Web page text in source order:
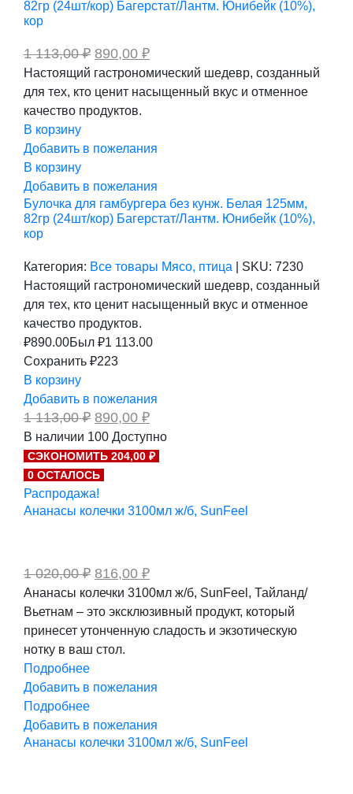
82гр (24шт/кор) Багерстат/Лантм. Юнибейк (10%),
кор
1 113,00₽ Первоначальная
цена
составляла
1
113,00 ₽.
890,00 ₽Текущая
цена:
890,00 ₽.
Настоящий гастрономический шедевр, созданный
для тех, кто ценит насыщенный вкус и отменное
качество продуктов.
В корзину
Добавить в пожелания
В корзину
Добавить в пожелания
Булочка для гамбургера без кунж. Белая 125мм,
82гр (24шт/кор) Багерстат/Лантм. Юнибейк (10%),
кор
Категория: Все товары Мясо, птица SKU: 7230
Настоящий гастрономический шедевр, созданный
для тех, кто ценит насыщенный вкус и отменное
качество продуктов.
₽890.00Был ₽1 113.00
Сохранить ₽223
В корзину
Добавить в пожелания
1 113,00₽ Первоначальная
цена
составляла
1
113,00 ₽.
890,00 ₽Текущая
цена:
890,00 ₽.
В наличии 100 Доступно
СЭКОНОМИТЬ 204,00 ₽
0 ОСТАЛОСЬ
Распродажа!
Ананасы колечки 3100мл ж/б, SunFeel
1 020,00₽ Первоначальная
цена
составляла
1
020,00 ₽.
816,00 ₽Текущая
цена:
816,00 ₽.
Ананасы колечки 3100мл ж/б, SunFeel, Тайланд/
Вьетнам – это эксклюзивный продукт, который
принесет утонченную сладость и экзотическую
нотку в ваш стол.
Подробнее
Добавить в пожелания
Подробнее
Добавить в пожелания
Ананасы колечки 3100мл ж/б, SunFeel